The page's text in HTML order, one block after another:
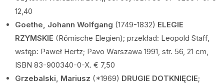
12,40
Goethe, Johann Wolfgang (1749-1832) ELEGIE
RZYMSKIE (Römische Elegien); przekład: Leopold Staff,
wstęp: Paweł Hertz; Pavo Warszawa 1991, str. 56, 21 cm,
ISBN 83-900340-0-X. € 7,50
Grzebalski, Mariusz (*1969) DRUGIE DOTKNIĘCIE;